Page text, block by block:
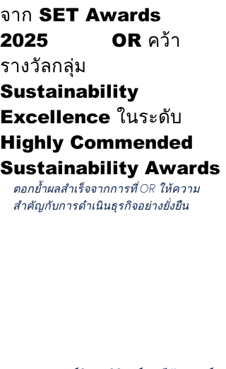
จาก SET Awards
2025 OR คว้า
รางวัลกลุ่ม
Sustainability
Excellence ในระดับ
Highly Commended
Sustainability Awards
ตอกย้ำผลสำเร็จจากการที่ OR ให้ความ
สำคัญกับการดำเนินธุรกิจอย่างยั่งยืน